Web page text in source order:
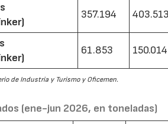
357.194
61.853 150.014
de Industria y Turismo y Oficemen.
(ene-jun 2026, en toneladas)